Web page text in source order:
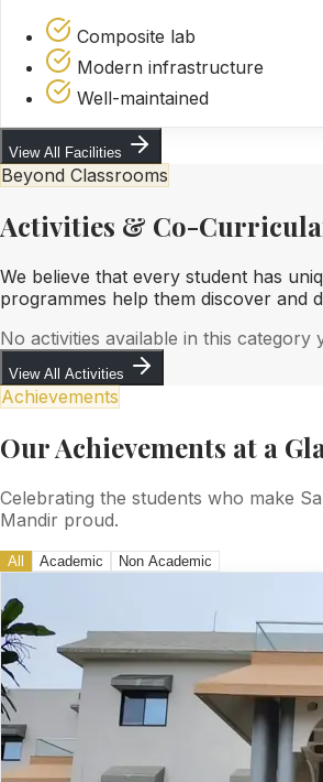
Composite lab
Modern infrastructure
Well-maintained
View All Facilities
Beyond Classrooms
Activities & Co-
We believe that every student has
programmes help them discover and
No activities available in this category
View All Activities
Achievements
Our Achievements at a
Celebrating the students who make
Mandir proud.
All Academic Non Academic